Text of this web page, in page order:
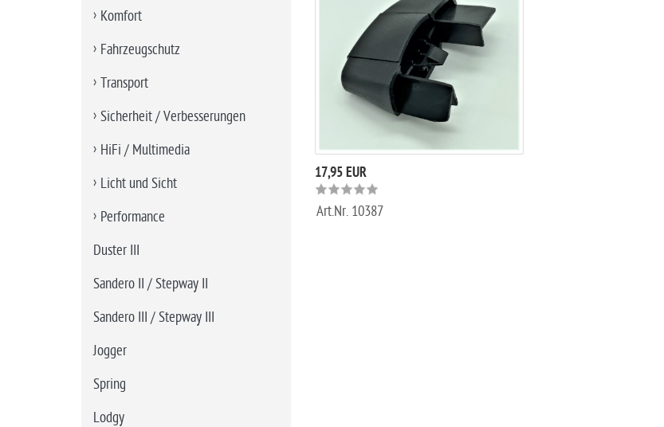
17,95 EUR
Art.Nr. 10387
Komfort
Fahrzeugschutz
Transport
Sicherheit / Verbesserungen
HiFi / Multimedia
Licht und Sicht
Performance
Duster III
Sandero II / Stepway II
Sandero III / Stepway III
Jogger
Spring
Lodgy